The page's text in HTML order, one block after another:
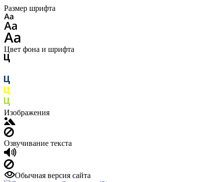
Размер шрифта
Цвет фона и шрифта
Изображения
Озвучивание текста
Обычная версия сайта